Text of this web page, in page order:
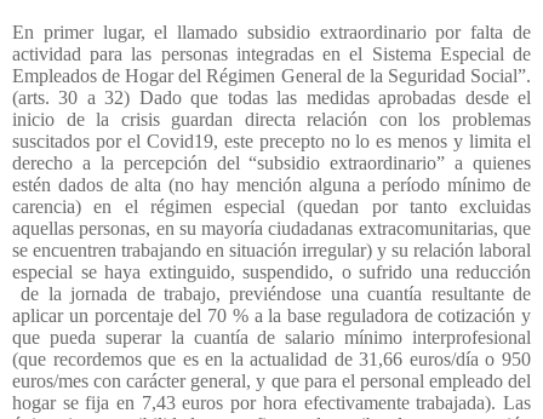
En primer lugar, el llamado subsidio extraordinario por falta de
actividad para las personas integradas en el Sistema Especial de
Empleados de Hogar del Régimen General de la Seguridad Social”.
(arts. 30 a 32) Dado que todas las medidas aprobadas desde el
inicio de la crisis guardan directa relación con los problemas
suscitados por el Covid19, este precepto no lo es menos y limita el
derecho a la percepción del “subsidio extraordinario” a quienes
estén dados de alta (no hay mención alguna a período mínimo de
carencia) en el régimen especial (quedan por tanto excluidas
aquellas personas, en su mayoría ciudadanas extracomunitarias, que
se encuentren trabajando en situación irregular) y su relación laboral
especial se haya extinguido, suspendido, o sufrido una reducción
de la jornada de trabajo, previéndose una cuantía resultante de
aplicar un porcentaje del 70 % a la base reguladora de cotización y
que pueda superar la cuantía de salario mínimo interprofesional
(que recordemos que es en la actualidad de 31,66 euros/día o 950
euros/mes con carácter general, y que para el personal empleado del
hogar se fija en 7,43 euros por hora efectivamente trabajada). Las